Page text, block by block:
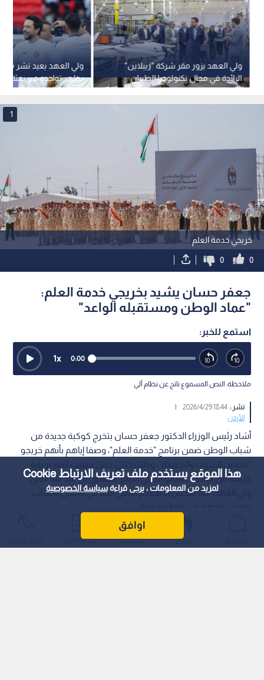
هذا الموقع يستخدم ملف تعريف الارتباط Cookie
لمزيد من المعلومات ، يرجى قراءةسياسة الخصوصية
اوافق
ولي العهد يعيد نشر
يظهر تواجده مع بعثة
الوطني في سان دييغو
ولي العهد يزور مقر شركة "زيبلاين"
الرائدة في مجال تكنولوجيا الطيران
اللوجستي الذاتي بكاليفورنيا
خريجي خدمة العلم
1
0
0
جعفر حسان يشيد بخريجي خدمة العلم:
"عماد الوطن ومستقبله الواعد"
استمع للخبر:
0:00
1x
ملاحظة: النص المسموع ناتج عن نظام آلي
نشر :18:44 2026/4/29
|
الأردن
أشاد رئيس الوزراء الدكتور جعفر حسان بتخرج كوكبة جديدة من
شباب الوطن ضمن برنامج "خدمة العلم"، وصفا إياهم بأنهم خريجو
كريمة من صاحب السمو الملكي الأمير الحسين بن عبد الله الثاني،
ولي العهد، مما يعكس الاهتمام الملكي السامي بتأهيل الشباب
عواجل المباشر أحدث الأخبار